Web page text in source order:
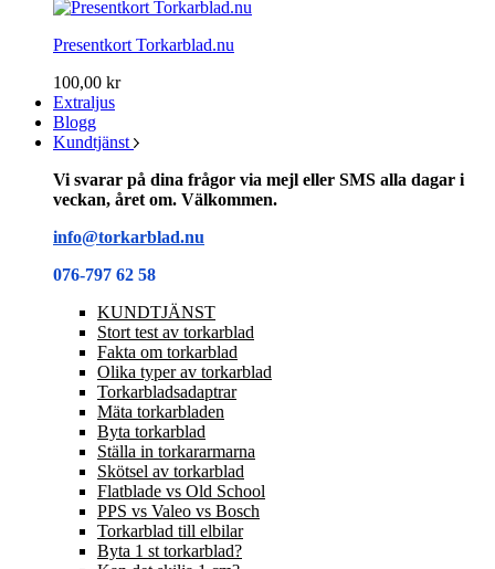
Presentkort Torkarblad.nu
100,00 kr
Extraljus
Blogg
Kundtjänst
Vi svarar på dina frågor via mejl eller SMS alla dagar i
veckan, året om. Välkommen.
info@torkarblad.nu
076-797 62 58
KUNDTJÄNST
Stort test av torkarblad
Fakta om torkarblad
Olika typer av torkarblad
Torkarbladsadaptrar
Mäta torkarbladen
Byta torkarblad
Ställa in torkararmarna
Skötsel av torkarblad
Flatblade vs Old School
PPS vs Valeo vs Bosch
Torkarblad till elbilar
Byta 1 st torkarblad?